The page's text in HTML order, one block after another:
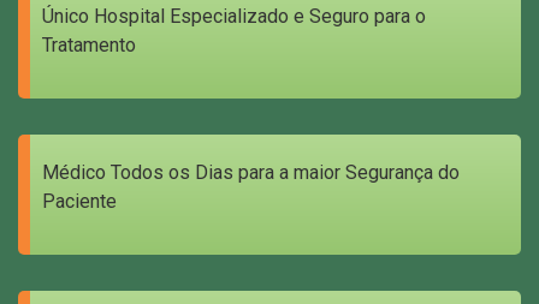
Único Hospital Especializado e Seguro para o
Tratamento
Médico Todos os Dias para a maior Segurança do
Paciente